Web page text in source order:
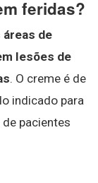
feridas?
áreas de
lesões de
. O creme é de
indicado para
pacientes